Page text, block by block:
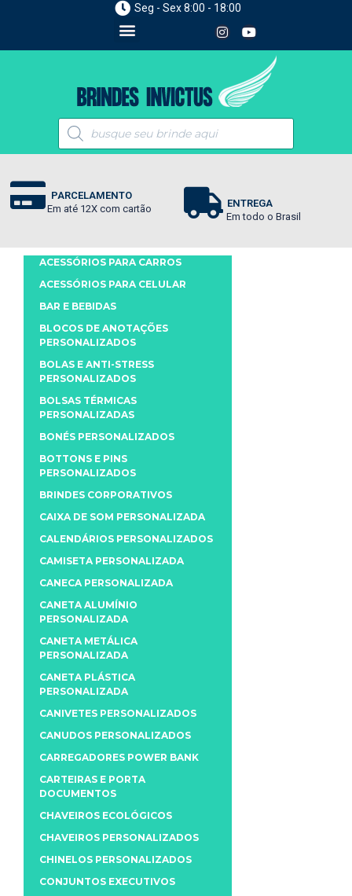
Seg - Sex 8:00 - 18:00
PARCELAMENTO
Em até 12X com cartão
ENTREGA
Em todo o Brasil
ACESSÓRIOS PARA CARROS
ACESSÓRIOS PARA CELULAR
BAR E BEBIDAS
BLOCOS DE ANOTAÇÕES
PERSONALIZADOS
BOLAS E ANTI-STRESS
PERSONALIZADOS
BOLSAS TÉRMICAS
PERSONALIZADAS
BONÉS PERSONALIZADOS
BOTTONS E PINS
PERSONALIZADOS
BRINDES CORPORATIVOS
CAIXA DE SOM PERSONALIZADA
CALENDÁRIOS PERSONALIZADOS
CAMISETA PERSONALIZADA
CANECA PERSONALIZADA
CANETA ALUMÍNIO
PERSONALIZADA
CANETA METÁLICA
PERSONALIZADA
CANETA PLÁSTICA
PERSONALIZADA
CANIVETES PERSONALIZADOS
CANUDOS PERSONALIZADOS
CARREGADORES POWER BANK
CARTEIRAS E PORTA
DOCUMENTOS
CHAVEIROS ECOLÓGICOS
CHAVEIROS PERSONALIZADOS
CHINELOS PERSONALIZADOS
CONJUNTOS EXECUTIVOS